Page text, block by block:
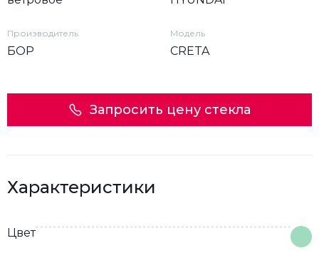
Производитель
БОР
Модель
CRETA
Запросить цену стекла
Характеристики
Цвет